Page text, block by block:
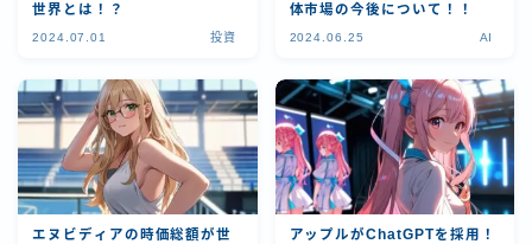
世界とは！？
2024.07.01 投資
体市場の今後について！！
2024.06.25 AI
エヌビディアの時価総額が世
アップルがChatGPTを採用！